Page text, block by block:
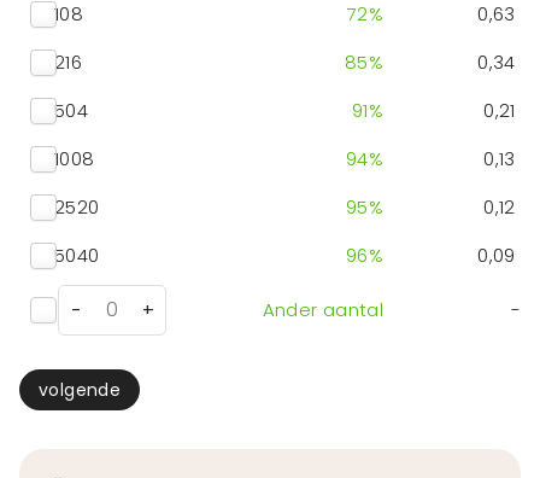
108
72%
0,63
216
85%
0,34
504
91%
0,21
1008
94%
0,13
2520
95%
0,12
5040
96% 0,09
- + Ander aantal -
volgende